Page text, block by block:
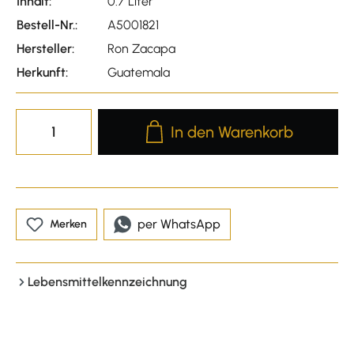
Bestell-Nr.:
A5001821
Hersteller:
Ron Zacapa
Herkunft:
Guatemala
Produkt Anzahl: Gib den
In den Warenkorb
Merken per WhatsApp
Lebensmittelkennzeichnung